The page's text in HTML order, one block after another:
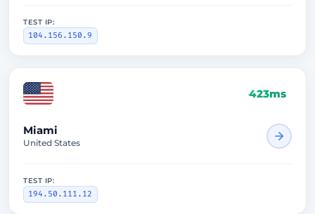
TEST IP:
104.156.150.9
423ms
Miami
United States
TEST IP:
194.50.111.12